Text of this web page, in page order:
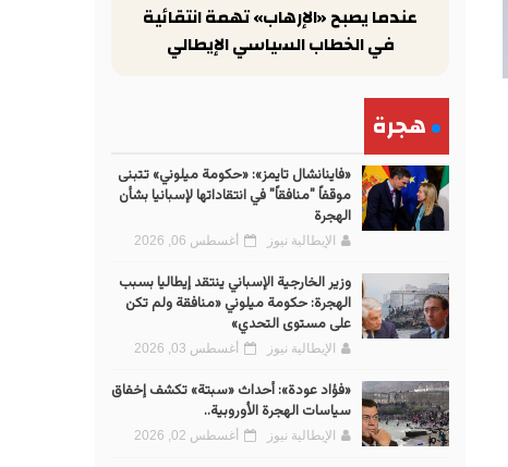
عندما يصبح «الإرهاب» تهمة انتقائية
في الخطاب السياسي الإيطالي
هجرة
«فاينانشال تايمز»: «حكومة ميلوني» تتبنى
موقفاً "منافقاً" في انتقاداتها لإسبانيا بشأن
الهجرة
الإيطالية نيوز أغسطس 06, 2026
وزير الخارجية الإسباني ينتقد إيطاليا بسبب
الهجرة: حكومة ميلوني «منافقة ولم تكن
على مستوى التحدي»
الإيطالية نيوز أغسطس 03, 2026
«فؤاد عودة»: أحداث «سبتة» تكشف إخفاق
سياسات الهجرة الأوروبية..
الإيطالية نيوز أغسطس 02, 2026